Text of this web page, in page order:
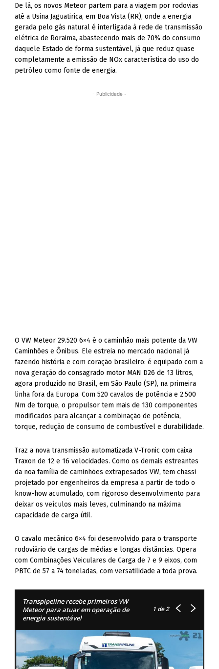
De lá, os novos Meteor partem para a viagem por rodovias
até a Usina Jaguatirica, em Boa Vista (RR), onde a energia
gerada pelo gás natural é interligada à rede de transmissão
elétrica de Roraima, abastecendo mais de 70% do consumo
daquele Estado de forma sustentável, já que reduz quase
completamente a emissão de NOx característica do uso do
petróleo como fonte de energia.
- Publicidade -
O VW Meteor 29.520 6×4 é o caminhão mais potente da VW
Caminhões e Ônibus. Ele estreia no mercado nacional já
fazendo história e com coração brasileiro: é equipado com a
nova geração do consagrado motor MAN D26 de 13 litros,
agora produzido no Brasil, em São Paulo (SP), na primeira
linha fora da Europa. Com 520 cavalos de potência e 2.500
Nm de torque, o propulsor tem mais de 130 componentes
modificados para alcançar a combinação de potência,
torque, redução de consumo de combustível e durabilidade.
Traz a nova transmissão automatizada V-Tronic com caixa
Traxon de 12 e 16 velocidades. Como os demais estreantes
da noa família de caminhões extrapesados VW, tem chassi
projetado por engenheiros da empresa a partir de todo o
know-how acumulado, com rigoroso desenvolvimento para
deixar os veículos mais leves, culminando na máxima
capacidade de carga útil.
O cavalo mecânico 6×4 foi desenvolvido para o transporte
rodoviário de cargas de médias e longas distâncias. Opera
com Combinações Veiculares de Carga de 7 e 9 eixos, com
PBTC de 57 a 74 toneladas, com versatilidade a toda prova.
Transpipeline recebe primeiros VW
Meteor para atuar em operação de
energia sustentável
1de 2